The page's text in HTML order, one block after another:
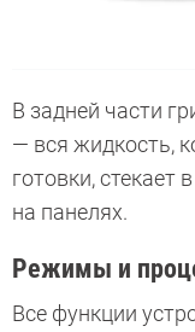
В задней части
— вся жидкость,
готовки, стекает
на панелях.
Режимы и
Все функции